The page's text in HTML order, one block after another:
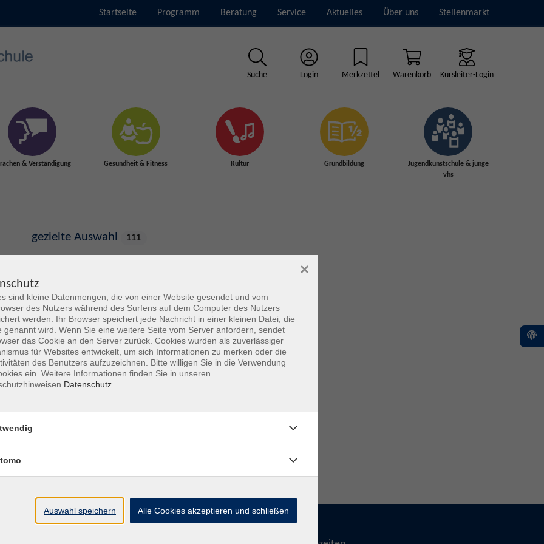
Startseite Programm Beratung Service Aktuelles Über uns Stellenmarkt
Suche Login Merkzettel Warenkorb Kursleiter-Login
& Verständigung Gesundheit & Fitness Kultur Grundbildung
Jugendkunstschule & junge
vhs
gezielte Auswahl 111
Online Angebote 30
Ferienangebote 4
Angebote mit Bildungsgutschein 0
Prüfungen
Vorträge 33
Fortbildungen für Kursleitende der vhs Hanau 6
sind kleine Datenmengen, die von einer Website gesendet und vom
des Nutzers während des Surfens auf dem Computer des Nutzers
werden. Ihr Browser speichert jede Nachricht in einer kleinen Datei, die
genannt wird. Wenn Sie eine weitere Seite vom Server anfordern, sendet
das Cookie an den Server zurück. Cookies wurden als zuverlässiger
für Websites entwickelt, um sich Informationen zu merken oder die
des Benutzers aufzuzeichnen. Bitte willigen Sie in die Verwendung
ein. Weitere Informationen finden Sie in unseren
Datenschutz
×
Auswahl speichern Alle Cookies akzeptieren und schließen